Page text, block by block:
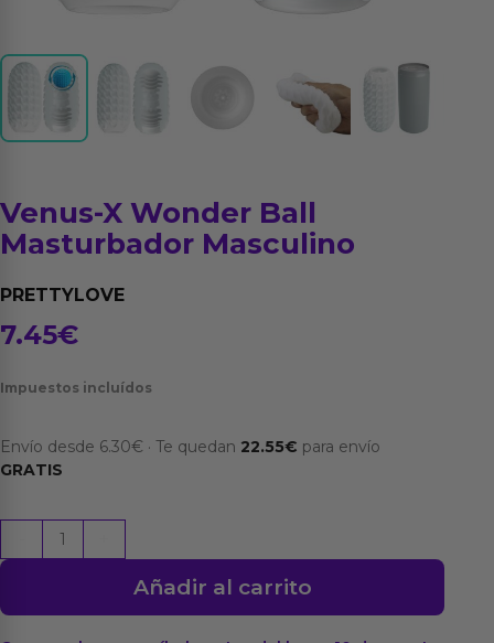
Venus-X Wonder Ball
Masturbador Masculino
PRETTYLOVE
7.45€
Impuestos incluídos
Envío desde 6.30€ · Te quedan 22.55€ para envío
GRATIS
Venus-
X
Ball
Añadir al carrito